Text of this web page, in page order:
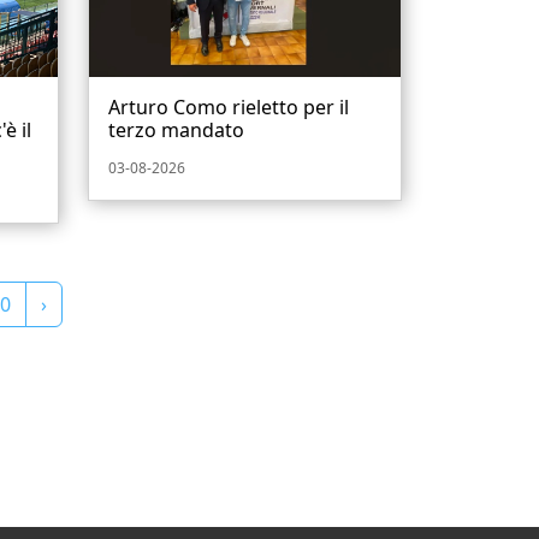
il
Arturo Como rieletto per il
terzo mandato
03-08-2026
›